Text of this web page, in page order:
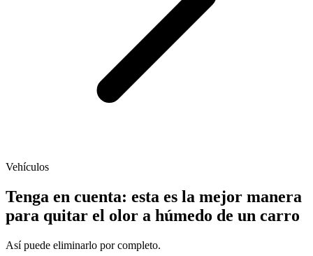
Vehículos
Tenga en cuenta: esta es la mejor manera
para quitar el olor a húmedo de un carro
Así puede eliminarlo por completo.